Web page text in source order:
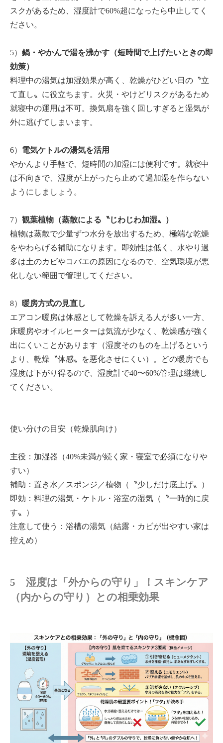
スクがあるため、湿度計で60%超になったら中止してく
ださい。
5） 鍋・やかんで湯を沸かす（短時間で上げたいときの即
効策）
料理中の湯気は加湿効果が高く、乾燥がひどい日の〝立
て直し〟に役立ちます。火災・やけどリスクがあるため
就寝中の運用は不可。換気扇を強く回しすぎると湿気が
外に逃げてしまいます。
6） 電気ケトルの湯気を活用
やかんより手軽で、短時間の加湿には便利です。就寝中
は不向きで、湿度が上がったら止めて過加湿を作らない
ようにしましょう。
7） 観葉植物（蒸散による〝じわじわ加湿〟）
植物は蒸散で少量ずつ水分を放出するため、極端な乾燥
をやわらげる補助になります。即効性は低く、水やり過
多は土のカビやコバエの原因になるので、空気環境が悪
化しない範囲で管理してください。
8）
暖房方式の見直し
エアコン暖房は体感として乾燥を訴える人が多い一方、
床暖房やオイルヒーターは気流が少なく、乾燥感が強く
出にくいことがあります（湿度そのものを上げるという
より、乾燥〝体感〟を悪化させにくい）。どの暖房でも
湿度は下がり得るので、湿度計で40〜60%管理は継続し
てください。
使い分けの目安（乾燥肌向け）
主役：加湿器（40%未満が続く家・寝室で必須になりや
すい）
補助：置き水／スポンジ／植物（〝少しだけ底上げ〟）
即効：料理の湯気・ケトル・浴室の湿気（〝一時的に戻
す〟）
注意して使う：浴槽の湯気（結露・カビが出やすい家は
控えめ）
5 湿度は「外からの守り」！スキンケア
（内からの守り）との相乗効果